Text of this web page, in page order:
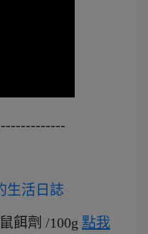
生活日誌
餌劑 /100g 點我